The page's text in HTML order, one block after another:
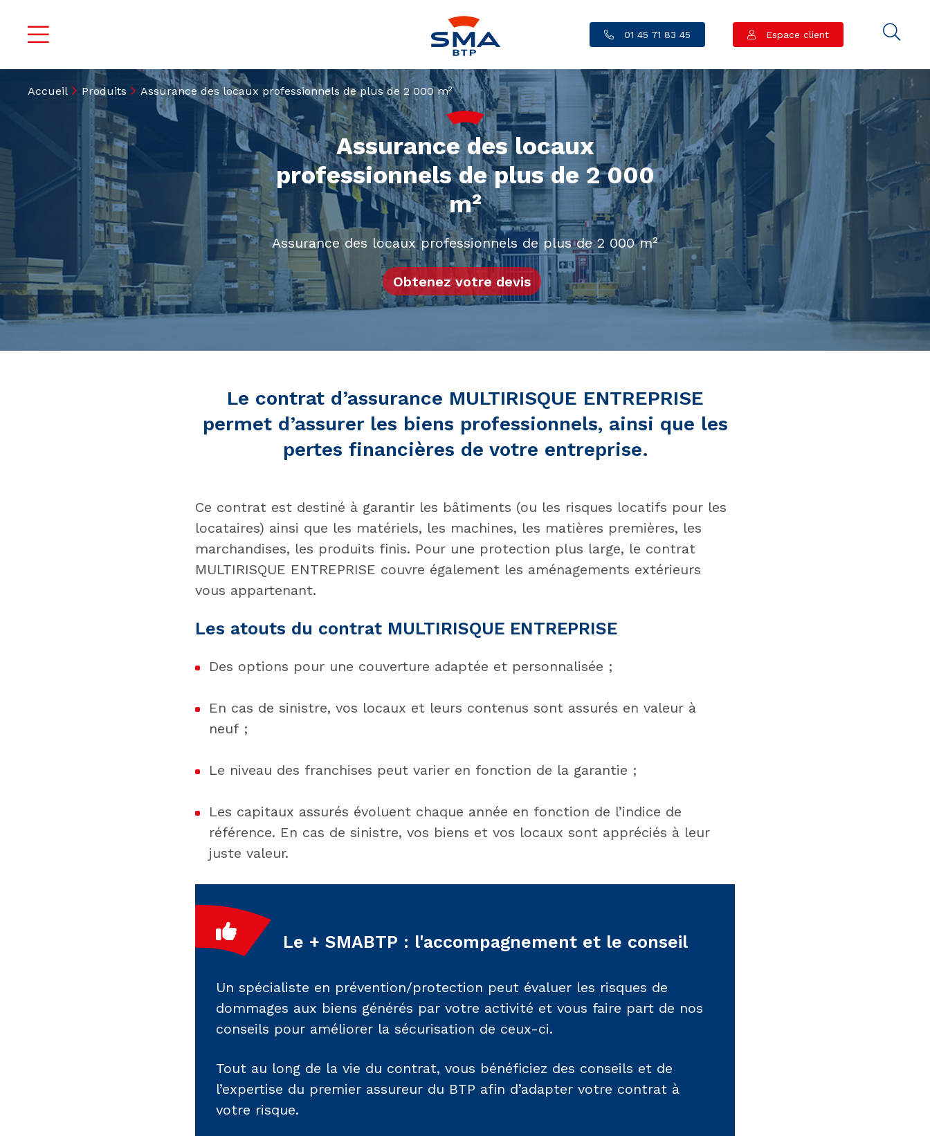
01 45 71 83 45 Espace client
Accueil Produits Assurance des locaux professionnels de plus de 2 000 m²
Assurance des locaux
professionnels de plus de 2 000
m²
Assurance des locaux professionnels de plus de 2 000 m²
Obtenez votre devis
Le contrat d’assurance MULTIRISQUE ENTREPRISE
permet d’assurer les biens professionnels, ainsi que les
pertes financières de votre entreprise.
Ce contrat est destiné à garantir les bâtiments (ou les risques locatifs pour les
locataires) ainsi que les matériels, les machines, les matières premières, les
marchandises, les produits finis. Pour une protection plus large, le contrat
MULTIRISQUE ENTREPRISE couvre également les aménagements extérieurs
vous appartenant.
Les atouts du contrat MULTIRISQUE ENTREPRISE
Des options pour une couverture adaptée et personnalisée ;
En cas de sinistre, vos locaux et leurs contenus sont assurés en valeur à
neuf ;
Le niveau des franchises peut varier en fonction de la garantie ;
Les capitaux assurés évoluent chaque année en fonction de l’indice de
référence. En cas de sinistre, vos biens et vos locaux sont appréciés à leur
juste valeur.
Le + SMABTP : l'accompagnement et le conseil
Un spécialiste en prévention/protection peut évaluer les risques de
dommages aux biens générés par votre activité et vous faire part de nos
conseils pour améliorer la sécurisation de ceux-ci.
Tout au long de la vie du contrat, vous bénéficiez des conseils et de
l’expertise du premier assureur du BTP afin d’adapter votre contrat à
votre risque.